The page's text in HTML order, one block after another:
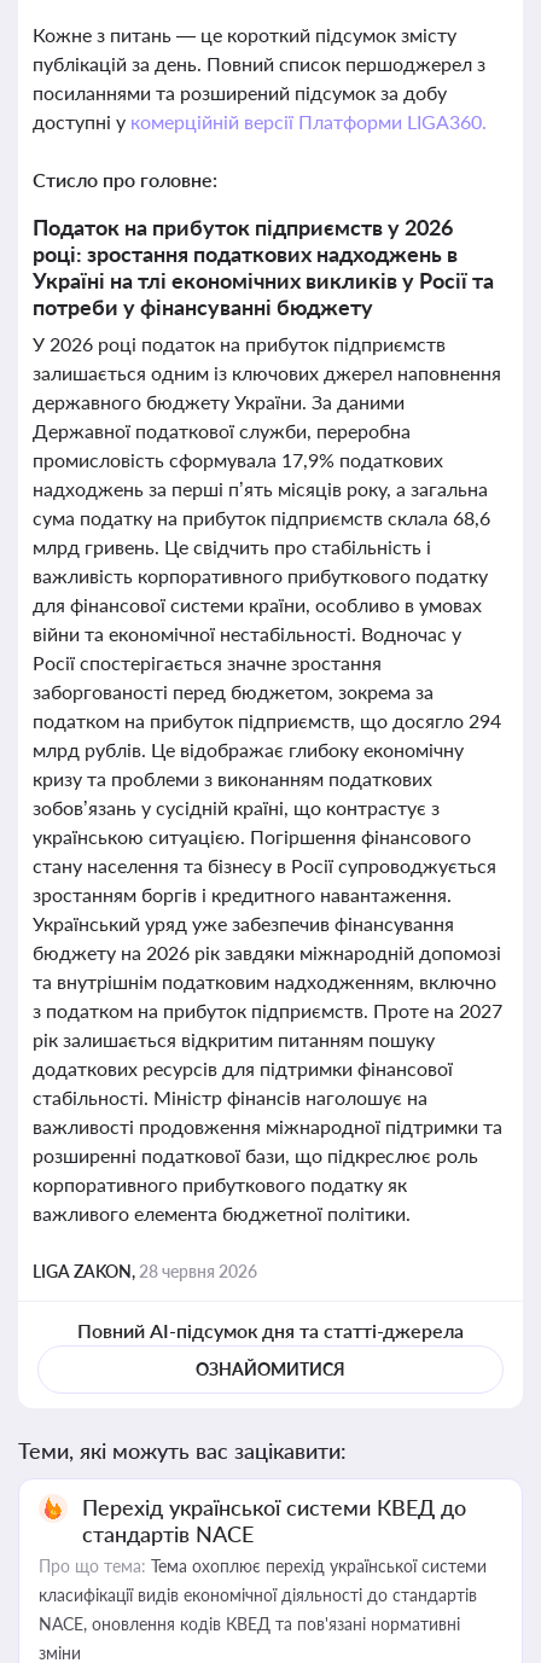
Кожне з питань — це короткий підсумок змісту
публікацій за день. Повний список першоджерел з
посиланнями та розширений підсумок за добу
доступні у комерційній версії Платформи LIGA360.
Стисло про головне:
Податок на прибуток підприємств у 2026
році: зростання податкових надходжень в
Україні на тлі економічних викликів у Росії та
потреби у фінансуванні бюджету
У 2026 році податок на прибуток підприємств
залишається одним із ключових джерел наповнення
державного бюджету України. За даними
Державної податкової служби, переробна
промисловість сформувала 17,9% податкових
надходжень за перші п’ять місяців року, а загальна
сума податку на прибуток підприємств склала 68,6
млрд гривень. Це свідчить про стабільність і
важливість корпоративного прибуткового податку
для фінансової системи країни, особливо в умовах
війни та економічної нестабільності. Водночас у
Росії спостерігається значне зростання
заборгованості перед бюджетом, зокрема за
податком на прибуток підприємств, що досягло 294
млрд рублів. Це відображає глибоку економічну
кризу та проблеми з виконанням податкових
зобов’язань у сусідній країні, що контрастує з
українською ситуацією. Погіршення фінансового
стану населення та бізнесу в Росії супроводжується
зростанням боргів і кредитного навантаження.
Український уряд уже забезпечив фінансування
бюджету на 2026 рік завдяки міжнародній допомозі
та внутрішнім податковим надходженням, включно
з податком на прибуток підприємств. Проте на 2027
рік залишається відкритим питанням пошуку
додаткових ресурсів для підтримки фінансової
стабільності. Міністр фінансів наголошує на
важливості продовження міжнародної підтримки та
розширенні податкової бази, що підкреслює роль
корпоративного прибуткового податку як
важливого елемента бюджетної політики.
LIGA ZAKON, 28 червня 2026
Повний AI-підсумок дня та статті-джерела
ОЗНАЙОМИТИСЯ
Теми, які можуть вас зацікавити:
Перехід української системи КВЕД до
стандартів NACE
Про що тема: Тема охоплює перехід української системи
класифікації видів економічної діяльності до стандартів
NACE, оновлення кодів КВЕД та пов'язані нормативні
зміни